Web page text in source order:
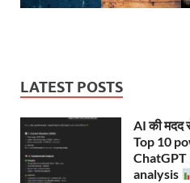
LATEST POSTS
AI की मदद
Top 10
analysis